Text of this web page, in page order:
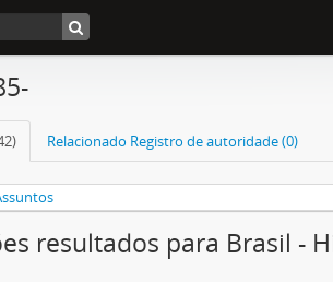
Relacionado Registro de autoridade (0)
resultados para Brasil -